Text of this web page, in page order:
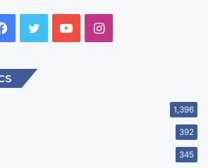
Facebook
TwitterYouTubeInstagram
1,396
392
345